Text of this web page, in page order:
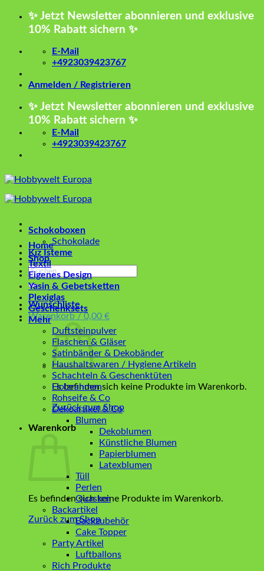
Zum
✨ Jetzt Newsletter abonnieren und exklusive
10% Rabatt sichern ✨
E-Mail
+4923039423767
Anmelden / Registrieren
✨ Jetzt Newsletter abonnieren und exklusive
10% Rabatt sichern ✨
E-Mail
+4923039423767
Home
Shop
Suchen
nach:
Wunschliste
Warenkorb / 0,00 €
Es befinden sich keine Produkte im Warenkorb.
Zurück zum Shop
Warenkorb
Es befinden sich keine Produkte im Warenkorb.
Zurück zum Shop
Schokoboxen
Schokolade
Kız İsteme
Textil
Eigenes Design
Yasin & Gebetsketten
Plexiglas
Geschenksets
Mehr
Duftsteinpulver
Flaschen & Gläser
Satinbänder & Dekobänder
Haushaltswaren / Hygiene Artikeln
Schachteln & Geschenktüten
Holzrahmen
Rohseife & Co
Dekoartikel & Co
Blumen
Dekoblumen
Künstliche Blumen
Papierblumen
Latexblumen
Tüll
Perlen
Quasten
Backartikel
Backzubehör
Cake Topper
Party Artikel
Luftballons
Rich Produkte